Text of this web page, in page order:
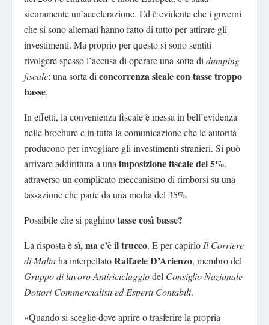
sicuramente un’accelerazione. Ed è evidente che i governi
che si sono alternati hanno fatto di tutto per attirare gli
investimenti. Ma proprio per questo si sono sentiti
rivolgere spesso l’accusa di operare una sorta di dumping
fiscale: una sorta di concorrenza sleale con tasse troppo
basse.
In effetti, la convenienza fiscale è messa in bell’evidenza
nelle brochure e in tutta la comunicazione che le autorità
producono per invogliare gli investimenti stranieri. Si può
arrivare addirittura a una imposizione fiscale del 5%,
attraverso un complicato meccanismo di rimborsi su una
tassazione che parte da una media del 35%.
Possibile che si paghinotasse così basse?
La risposta èsì, ma c’è il trucco. E per capirlo Il Corriere
di Maltaha interpellatoRaffaele D’Arienzo, membro del
Gruppo di lavoro Antiriciclaggiodel Consiglio Nazionale
Dottori Commercialisti ed Esperti Contabili.
«Quando si sceglie dove aprire o trasferire la propria